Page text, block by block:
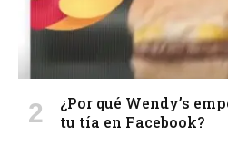
¿Por qué Wendy’s
tu tía en Facebook?